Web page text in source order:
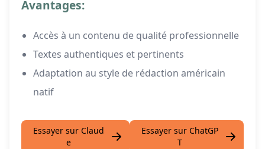
Avantages:
Accès à un contenu de qualité professionnelle
Textes authentiques et pertinents
Adaptation au style de rédaction américain
natif
Essayer sur Claud
e
Essayer sur ChatGP
T